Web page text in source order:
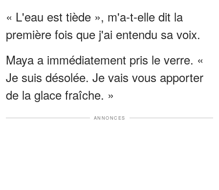
« L'eau est tiède », m'a-t-elle dit la
première fois que j'ai entendu sa voix.
Maya a immédiatement pris le verre. «
Je suis désolée. Je vais vous apporter
de la glace fraîche. »
ANNONCES